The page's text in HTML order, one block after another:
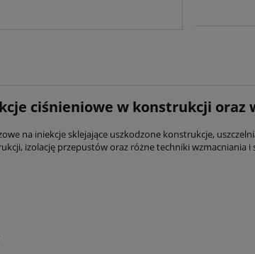
ciśnieniowe w konstrukcji oraz
na iniekcje sklejające uszkodzone konstrukcje,
izolację przepustów oraz różne techniki wzmacniania